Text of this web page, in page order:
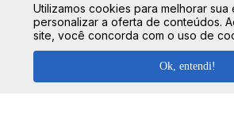
Utilizamos cookies para melhorar
personalizar a oferta de conteúdos.
site, você concorda com o uso de
Ok, entendi!